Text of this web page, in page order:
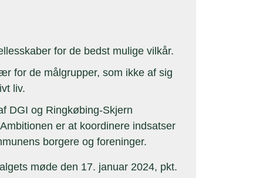
for de bedst mulige vilkår.
for de målgrupper, som ikke af sig
liv.
DGI og Ringkøbing-Skjern
er at koordinere indsatser
borgere og foreninger.
møde den 17. januar 2024, pkt.